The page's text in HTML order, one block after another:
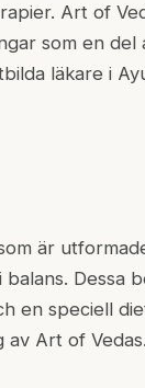
Art of
som en del
läkare i
är
Dessa
en speciell
av Art of Vedas.